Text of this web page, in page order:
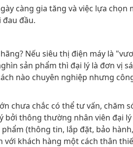
càng gia tăng và việc lựa chọn
đầu.
Nếu siêu thị điện máy là
sản phẩm thì đại lý là đơn vị
nào chuyên nghiệp nhưng
chưa chắc có thể tư vấn, chăm
bởi thông thường nhân viên đại
(thông tin, lắp đặt, bảo
với khách hàng một cách thân